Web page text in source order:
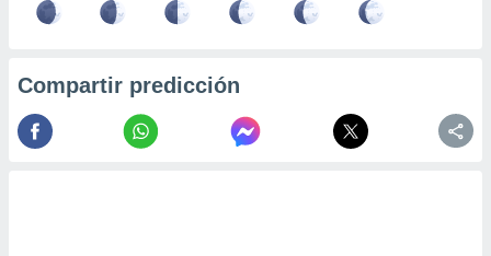
Compartir predicción